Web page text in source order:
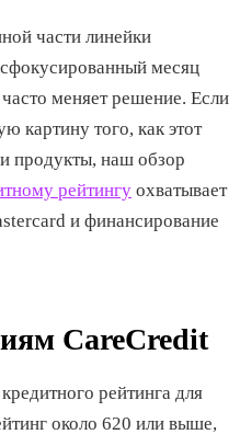
части линейки
месяц
меняет решение. Если
картину того, как этот
продукты, наш обзор
рейтингу охватывает
и финансирование
CareCredit
рейтинга для
около 620 или выше,